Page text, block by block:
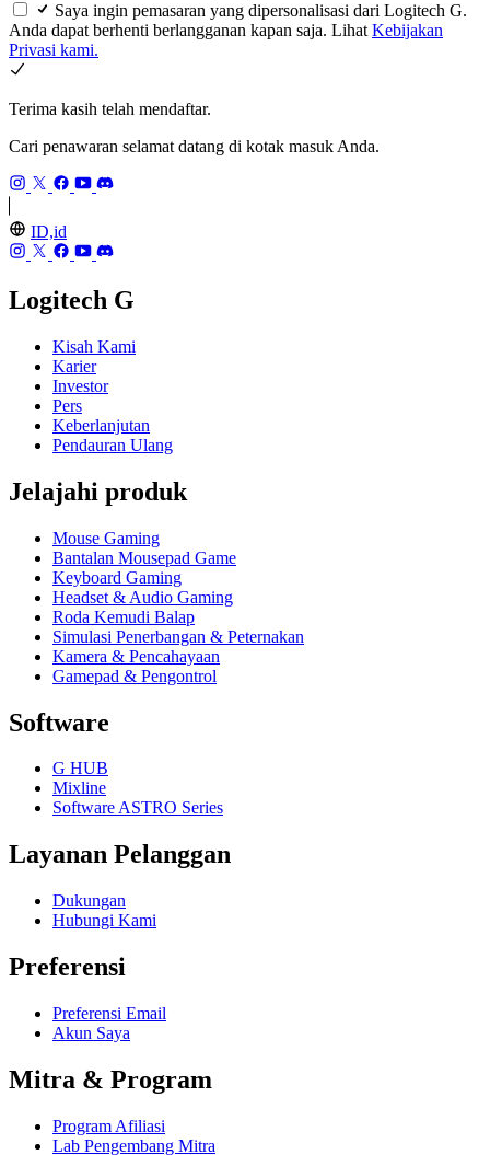
Saya ingin pemasaran yang dipersonalisasi dari Logitech G.
Anda dapat berhenti berlangganan kapan saja. Lihat Kebijakan
Privasi kami.
Terima kasih telah mendaftar.
Cari penawaran selamat datang di kotak masuk Anda.
ID,id
Logitech G
Kisah Kami
Karier
Investor
Pers
Keberlanjutan
Pendauran Ulang
Jelajahi produk
Mouse Gaming
Bantalan Mousepad Game
Keyboard Gaming
Headset & Audio Gaming
Roda Kemudi Balap
Simulasi Penerbangan & Peternakan
Kamera & Pencahayaan
Gamepad & Pengontrol
Software
G HUB
Mixline
Software ASTRO Series
Layanan Pelanggan
Dukungan
Hubungi Kami
Preferensi
Preferensi Email
Akun Saya
Mitra & Program
Program Afiliasi
Lab Pengembang Mitra